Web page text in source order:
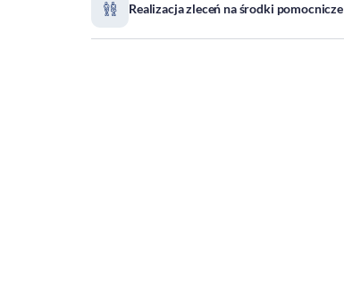
Realizacja zleceń na środki pomocnicze